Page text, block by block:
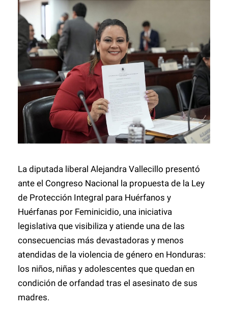
La diputada liberal Alejandra Vallecillo presentó
ante el Congreso Nacional la propuesta de la Ley
de Protección Integral para Huérfanos y
Huérfanas por Feminicidio, una iniciativa
legislativa que visibiliza y atiende una de las
consecuencias más devastadoras y menos
atendidas de la violencia de género en Honduras:
los niños, niñas y adolescentes que quedan en
condición de orfandad tras el asesinato de sus
madres.